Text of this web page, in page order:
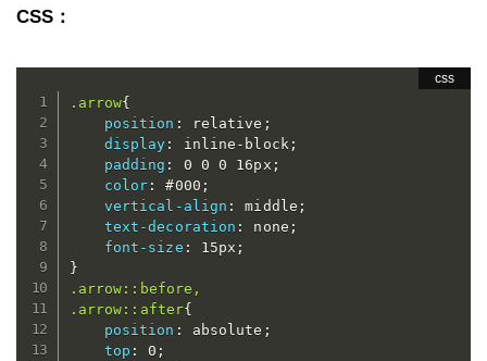
CSS：
.arrow{
position : relative ;
display : inline-block ;
padding : 0 0 0 16px ;
color : #000 ;
vertical-align : middle ;
text-decoration : none ;
font-size : 15px ;
}
.arrow::before,
.arrow::after{
position : absolute ;
top : 0 ;